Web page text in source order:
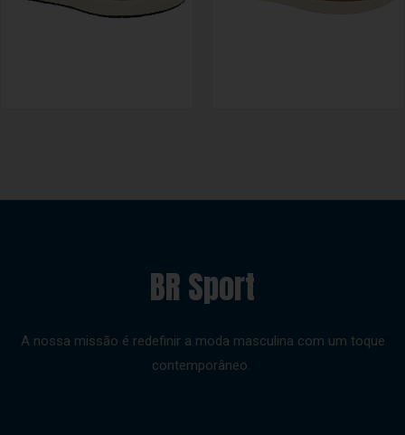
BR Sport
A nossa missão é redefinir a moda masculina com um toque
contemporâneo.